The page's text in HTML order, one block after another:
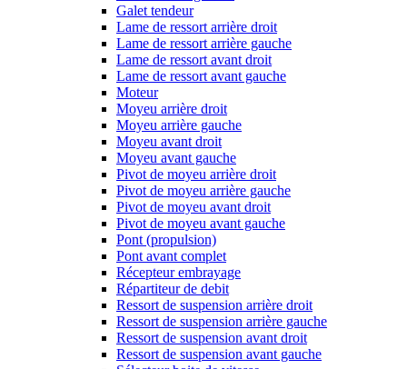
Galet tendeur
Lame de ressort arrière droit
Lame de ressort arrière gauche
Lame de ressort avant droit
Lame de ressort avant gauche
Moteur
Moyeu arrière droit
Moyeu arrière gauche
Moyeu avant droit
Moyeu avant gauche
Pivot de moyeu arrière droit
Pivot de moyeu arrière gauche
Pivot de moyeu avant droit
Pivot de moyeu avant gauche
Pont (propulsion)
Pont avant complet
Récepteur embrayage
Répartiteur de debit
Ressort de suspension arrière droit
Ressort de suspension arrière gauche
Ressort de suspension avant droit
Ressort de suspension avant gauche